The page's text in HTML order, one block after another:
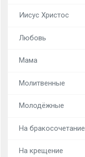
Иисус Христос
Любовь
Мама
Молитвенные
Молодёжные
На бракосочетание
На крещение